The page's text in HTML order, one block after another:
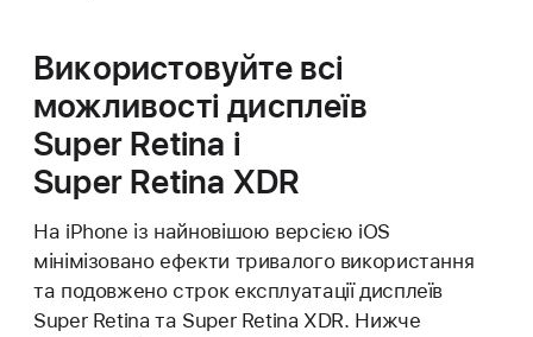
Використовуйте всі
можливості дисплеїв
Super Retina і
Super Retina XDR
На iPhone із найновішою версією iOS
мінімізовано ефекти тривалого використання
та подовжено строк експлуатації дисплеїв
Super Retina та Super Retina XDR. Нижче